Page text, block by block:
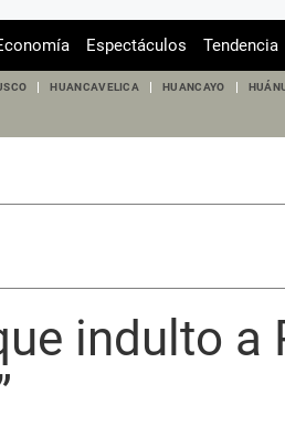
Espectáculos Tendencia
HUANCAVELICA HUANCAYO
indulto a